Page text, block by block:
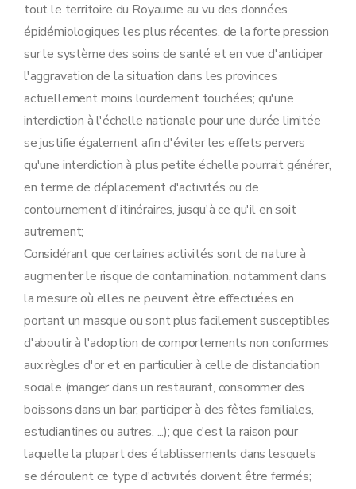
tout le territoire du Royaume au vu des données
épidémiologiques les plus récentes, de la forte pression
sur le système des soins de santé et en vue d'anticiper
l'aggravation de la situation dans les provinces
actuellement moins lourdement touchées; qu'une
interdiction à l'échelle nationale pour une durée limitée
se justifie également afin d'éviter les effets pervers
qu'une interdiction à plus petite échelle pourrait générer,
en terme de déplacement d'activités ou de
contournement d'itinéraires, jusqu'à ce qu'il en soit
autrement;
Considérant que certaines activités sont de nature à
augmenter le risque de contamination, notamment dans
la mesure où elles ne peuvent être effectuées en
portant un masque ou sont plus facilement susceptibles
d'aboutir à l'adoption de comportements non conformes
aux règles d'or et en particulier à celle de distanciation
sociale (manger dans un restaurant, consommer des
boissons dans un bar, participer à des fêtes familiales,
estudiantines ou autres, ...); que c'est la raison pour
laquelle la plupart des établissements dans lesquels
se déroulent ce type d'activités doivent être fermés;